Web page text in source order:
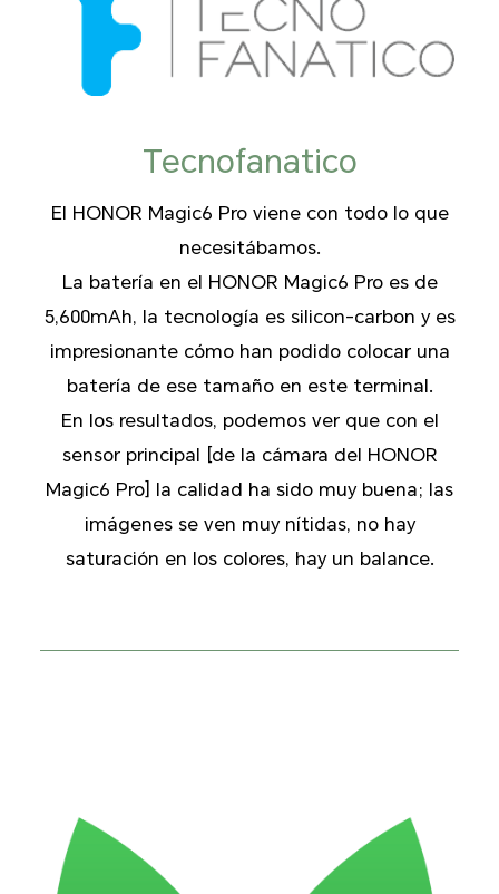
Tecnofanatico
El HONOR Magic6 Pro viene con todo lo que
necesitábamos.
La batería en el HONOR Magic6 Pro es de
5,600mAh, la tecnología es silicon-carbon y es
impresionante cómo han podido colocar una
batería de ese tamaño en este terminal.
En los resultados, podemos ver que con el
sensor principal [de la cámara del HONOR
Magic6 Pro] la calidad ha sido muy buena; las
imágenes se ven muy nítidas, no hay
saturación en los colores, hay un balance.